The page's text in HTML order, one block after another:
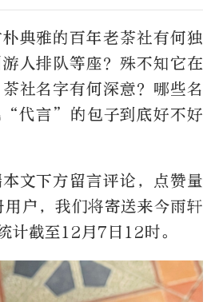
典雅的百年老茶社有何独
人排队等座？殊不知它在
社名字有何深意？哪些名
“代言”的包子到底好不好
文下方留言评论，点赞量
户，我们将寄送来今雨轩
计截至12月7日12时。